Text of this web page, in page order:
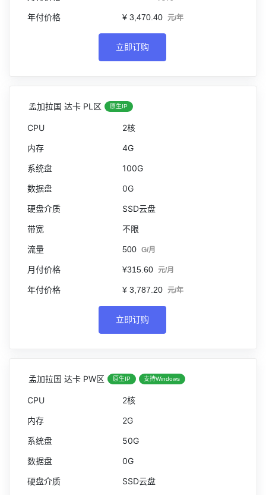
¥ 3,470.40 元/年
立即订购
孟加拉国 达卡 PL区 原生IP
2核
4G
100G
0G
SSD云盘
不限
500 G/月
¥315.60 元/月
¥ 3,787.20 元/年
立即订购
孟加拉国 达卡 PW区 原生IP 支持Windows
2核
2G
50G
0G
SSD云盘